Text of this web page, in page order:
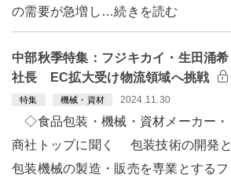
の需要が急増し…続きを読む
中部秋季特集：フジキカイ・生田涌希
社長 EC拡大受け物流領域へ挑戦
特集 機械・資材 2024.11.30
◇食品包装・機械・資材メーカー・
商社トップに聞く 包装技術の開発と
包装機械の製造・販売を専業とするフ